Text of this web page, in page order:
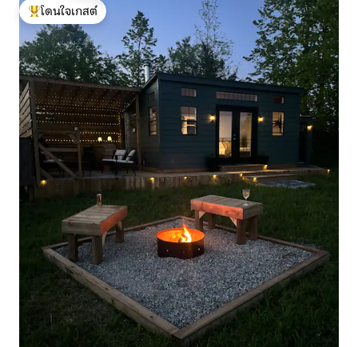
โดนใจเกสต์ที่สุด
โดนใจเกสต์